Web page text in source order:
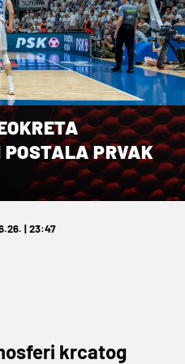
PRVAK
| 23:47
krcatog